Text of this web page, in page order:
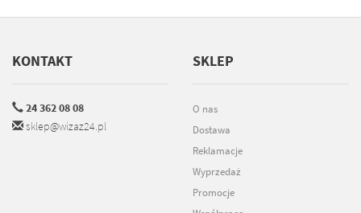
KONTAKT
24 362 08 08
sklep@wizaz24.pl
SKLEP
O nas
Dostawa
Reklamacje
Wyprzedaż
Promocje